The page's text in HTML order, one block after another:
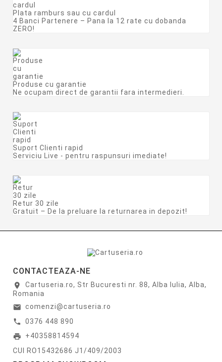
Plata ramburs sau cu cardul
4 Banci Partenere – Pana la 12 rate cu dobanda
ZERO!
Produse cu garantie
Ne ocupam direct de garantii fara intermedieri.
Suport Clienti rapid
Serviciu Live - pentru raspunsuri imediate!
Retur 30 zile
Gratuit – De la preluare la returnarea in depozit!
CONTACTEAZA-NE
location_on
Cartuseria.ro, Str Bucuresti nr. 88, Alba Iulia, Alba,
Romania
email comenzi@cartuseria.ro
call 0376 448 890
print
+40358814594
CUI RO15432686 J1/409/2003